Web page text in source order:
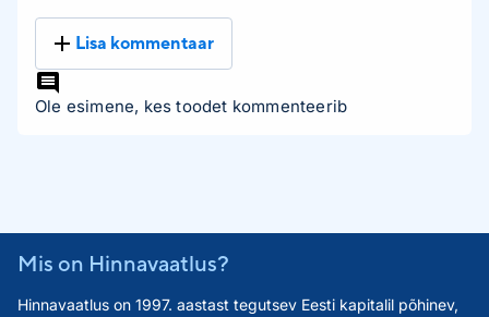
Lisa kommentaar
Ole esimene, kes toodet kommenteerib
Mis on Hinnavaatlus?
Hinnavaatlus on 1997. aastast tegutsev Eesti kapitalil põhinev,